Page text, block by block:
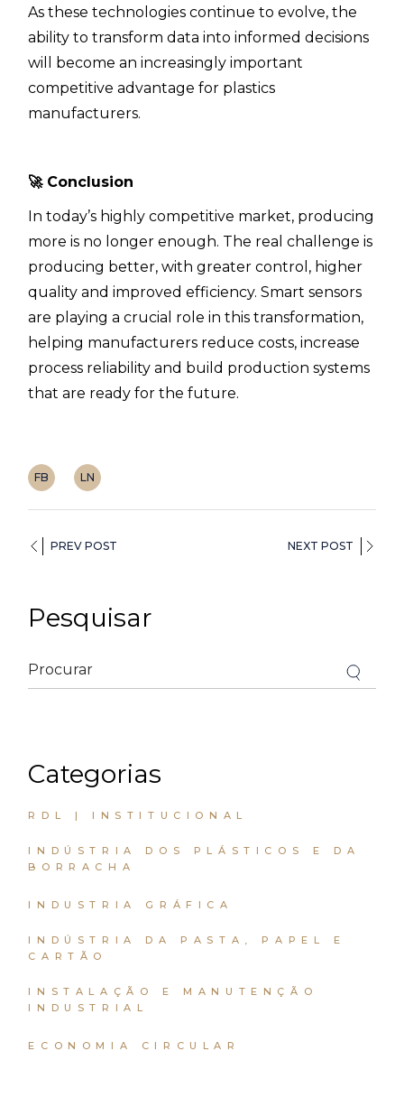
As these technologies continue to evolve, the
ability to transform data into informed decisions
will become an increasingly important
competitive advantage for plastics
manufacturers.
🚀Conclusion
In today’s highly competitive market, producing
more is no longer enough. The real challenge is
producing better, with greater control, higher
quality and improved efficiency. Smart sensors
are playing a crucial role in this transformation,
helping manufacturers reduce costs, increase
process reliability and build production systems
that are ready for the future.
FB LN
PREV POST NEXT POST
Pesquisar
Categorias
RDL | INSTITUCIONAL
INDÚSTRIA DOS PLÁSTICOS E DA
BORRACHA
INDUSTRIA GRÁFICA
INDÚSTRIA DA PASTA, PAPEL E
CARTÃO
INSTALAÇÃO E MANUTENÇÃO
INDUSTRIAL
ECONOMIA CIRCULAR